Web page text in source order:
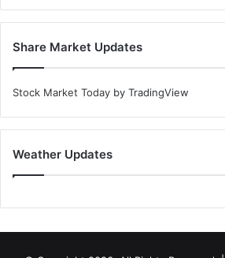
Share Market Updates
Stock Market Today by TradingView
Weather Updates